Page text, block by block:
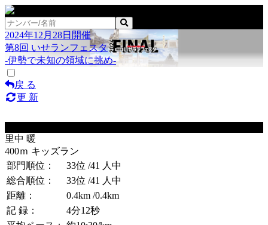
2024年12月28日開催
第8回 いせランフェスタ
-伊勢で未知の領域に挑め-
戻 る
更 新
里中 暖
400ｍ キッズラン
部門順位：
33位 /41 人中
総合順位：
33位 /41 人中
距離：
0.4km /0.4km
記 録：
4分12秒